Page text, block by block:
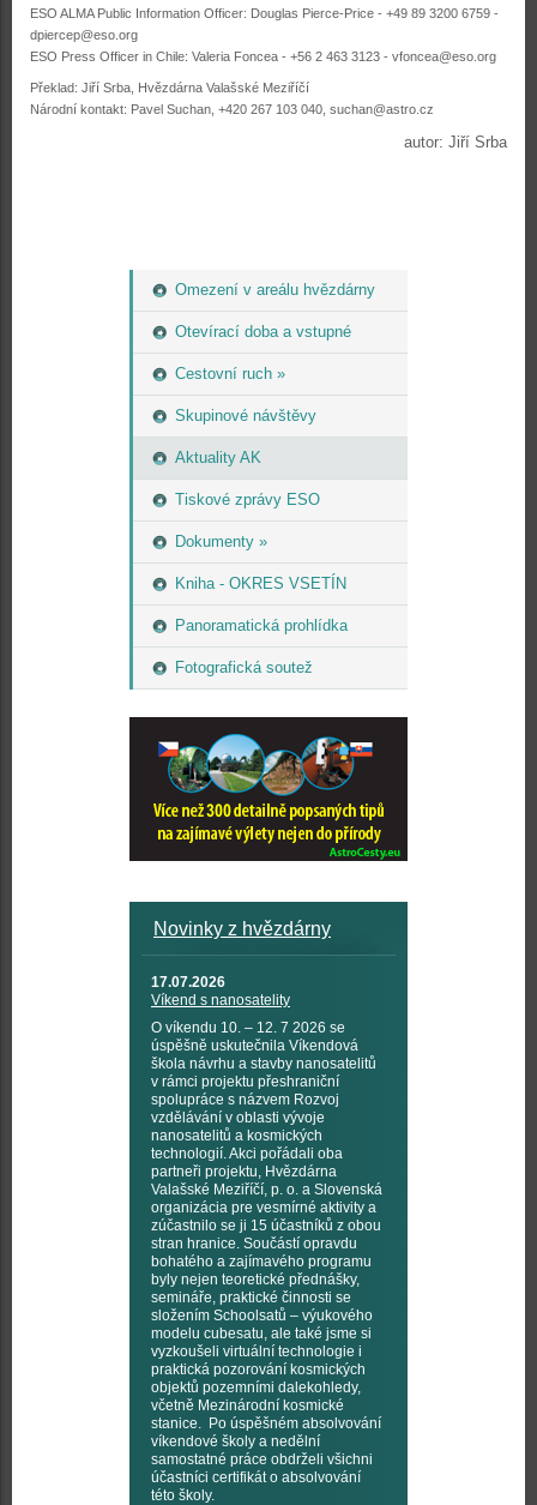
Omezení v areálu hvězdárny
Otevírací doba a vstupné
Cestovní ruch »
Skupinové návštěvy
Aktuality AK
Tiskové zprávy ESO
Dokumenty »
Kniha - OKRES VSETÍN
Panoramatická prohlídka
Fotografická soutež
Novinky z hvězdárny
17.07.2026
Víkend s nanosatelity
O víkendu 10. – 12. 7 2026 se
úspěšně uskutečnila Víkendová
škola návrhu a stavby nanosatelitů
v rámci projektu přeshraniční
spolupráce s názvem Rozvoj
vzdělávání v oblasti vývoje
nanosatelitů a kosmických
technologií. Akci pořádali oba
partneři projektu, Hvězdárna
Valašské Meziříčí, p. o. a Slovenská
organizácia pre vesmírné aktivity a
zúčastnilo se ji 15 účastníků z obou
stran hranice. Součástí opravdu
bohatého a zajímavého programu
byly nejen teoretické přednášky,
semináře, praktické činnosti se
složením Schoolsatů – výukového
modelu cubesatu, ale také jsme si
vyzkoušeli virtuální technologie i
praktická pozorování kosmických
objektů pozemními dalekohledy,
včetně Mezinárodní kosmické
stanice. Po úspěšném absolvování
víkendové školy a nedělní
samostatné práce obdrželi všichni
účastníci certifikát o absolvování
této školy.
ESO ALMA Public Information Officer: Douglas Pierce-Price - +49 89 3200 6759 -
dpiercep@eso.org
ESO Press Officer in Chile: Valeria Foncea - +56 2 463 3123 - vfoncea@eso.org
Překlad: Jiří Srba, Hvězdárna Valašské Meziříčí
Národní kontakt: Pavel Suchan, +420 267 103 040, suchan@astro.cz
autor: Jiří Srba